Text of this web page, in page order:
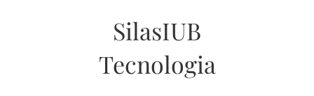
SilasIUB
Tecnologia